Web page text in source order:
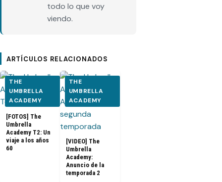
todo lo que voy
viendo.
ARTÍCULOS RELACIONADOS
THE
UMBRELLA
ACADEMY
[FOTOS] The
Umbrella
Academy T2: Un
viaje a los años
60
THE
UMBRELLA
ACADEMY
[VIDEO] The
Umbrella
Academy:
Anuncio de la
temporada 2